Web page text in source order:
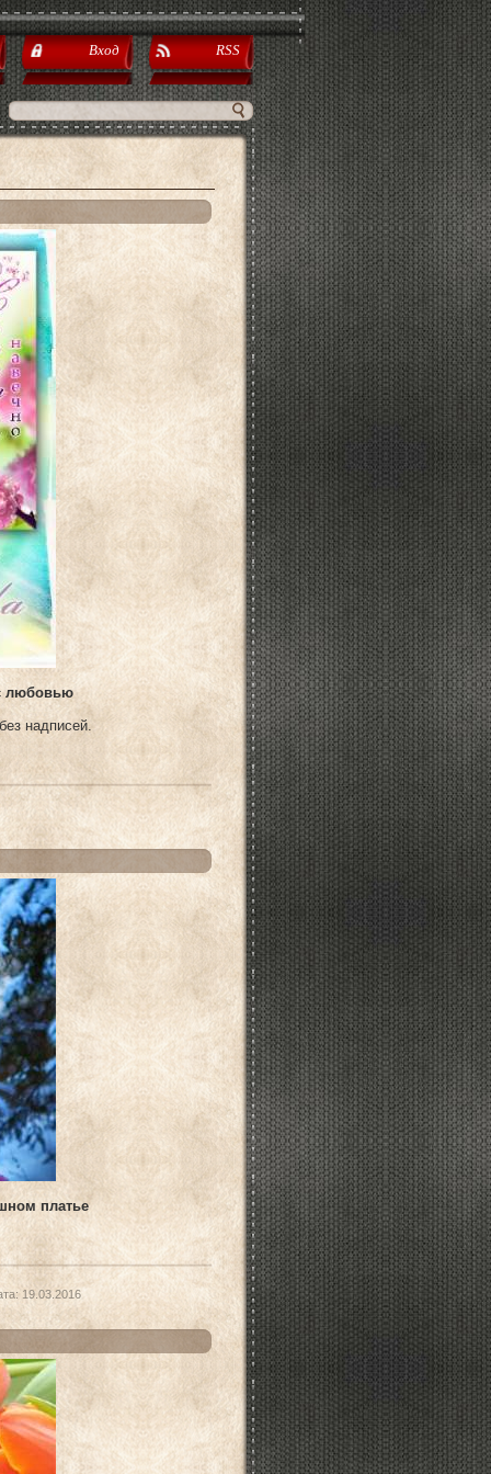
Вход RSS
любовью
надписей.
платье
19.03.2016